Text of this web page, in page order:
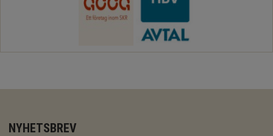
NYHETSBREV